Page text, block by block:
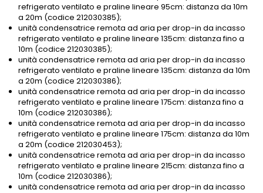
refrigerato ventilato e praline lineare 95cm: distanza da 10m
a 20m (codice 212030385);
unità condensatrice remota ad aria per drop-in da incasso
refrigerato ventilato e praline lineare 135cm: distanza fino a
10m (codice 212030385);
unità condensatrice remota ad aria per drop-in da incasso
refrigerato ventilato e praline lineare 135cm: distanza da 10m
a 20m (codice 212030386);
unità condensatrice remota ad aria per drop-in da incasso
refrigerato ventilato e praline lineare 175cm: distanza fino a
10m (codice 212030386);
unità condensatrice remota ad aria per drop-in da incasso
refrigerato ventilato e praline lineare 175cm: distanza da 10m
a 20m (codice 212030453);
unità condensatrice remota ad aria per drop-in da incasso
refrigerato ventilato e praline lineare 215cm: distanza fino a
10m (codice 212030386);
unità condensatrice remota ad aria per drop-in da incasso